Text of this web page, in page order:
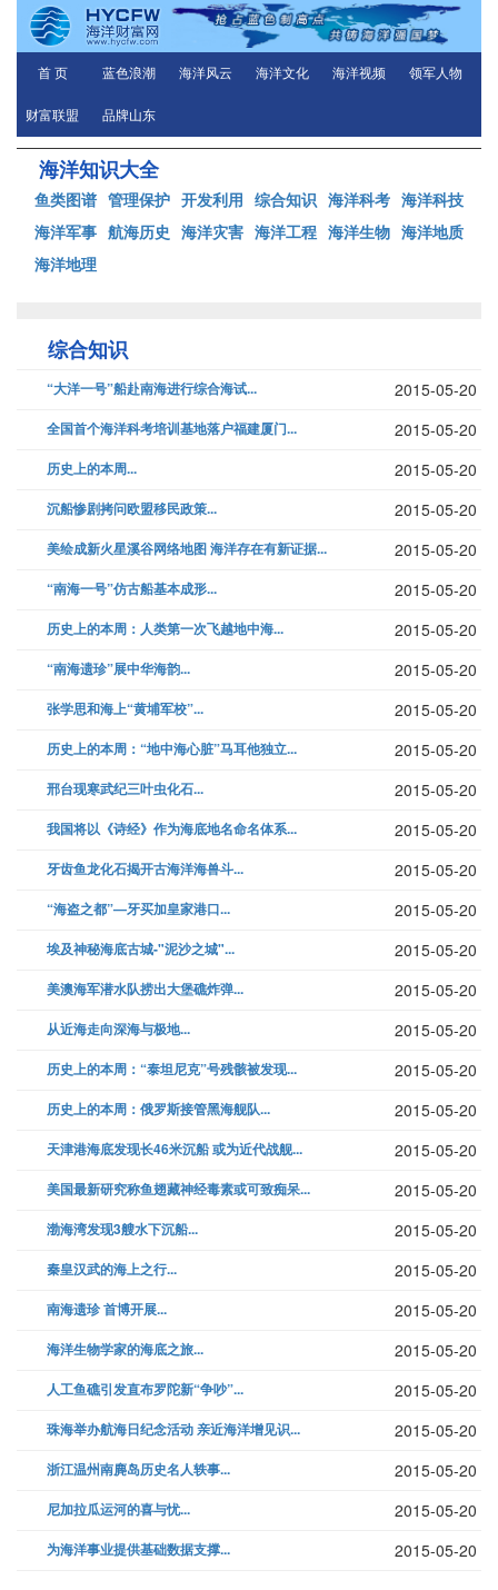
首 页 蓝色浪潮 海洋风云 海洋文化 海洋视频 领军人物
财富联盟 品牌山东
海洋知识大全
鱼类图谱 管理保护 开发利用 综合知识 海洋科考 海洋科技
海洋军事 航海历史 海洋灾害 海洋工程 海洋生物 海洋地质
海洋地理
综合知识
“大洋一号”船赴南海进行综合海试... 2015-05-20
全国首个海洋科考培训基地落户福建厦门... 2015-05-20
历史上的本周... 2015-05-20
沉船惨剧拷问欧盟移民政策... 2015-05-20
美绘成新火星溪谷网络地图 海洋存在有新证据... 2015-05-20
“南海一号”仿古船基本成形... 2015-05-20
历史上的本周：人类第一次飞越地中海... 2015-05-20
“南海遗珍”展中华海韵... 2015-05-20
张学思和海上“黄埔军校”... 2015-05-20
历史上的本周：“地中海心脏”马耳他独立... 2015-05-20
邢台现寒武纪三叶虫化石... 2015-05-20
我国将以《诗经》作为海底地名命名体系... 2015-05-20
牙齿鱼龙化石揭开古海洋海兽斗... 2015-05-20
“海盗之都”—牙买加皇家港口... 2015-05-20
埃及神秘海底古城-"泥沙之城"... 2015-05-20
美澳海军潜水队捞出大堡礁炸弹... 2015-05-20
从近海走向深海与极地... 2015-05-20
历史上的本周：“泰坦尼克”号残骸被发现... 2015-05-20
历史上的本周：俄罗斯接管黑海舰队... 2015-05-20
天津港海底发现长46米沉船 或为近代战舰... 2015-05-20
美国最新研究称鱼翅藏神经毒素或可致痴呆... 2015-05-20
渤海湾发现3艘水下沉船... 2015-05-20
秦皇汉武的海上之行... 2015-05-20
南海遗珍 首博开展... 2015-05-20
海洋生物学家的海底之旅... 2015-05-20
人工鱼礁引发直布罗陀新“争吵”... 2015-05-20
珠海举办航海日纪念活动 亲近海洋增见识... 2015-05-20
浙江温州南麂岛历史名人轶事... 2015-05-20
尼加拉瓜运河的喜与忧... 2015-05-20
为海洋事业提供基础数据支撑... 2015-05-20